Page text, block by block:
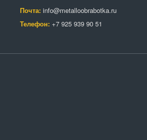
Почта: info@metalloobrabotka.ru
Телефон: +7 925 939 90 51